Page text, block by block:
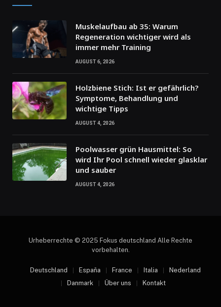
Muskelaufbau ab 35: Warum
Regeneration wichtiger wird als
immer mehr Training
AUGUST 6, 2026
Holzbiene Stich: Ist er gefährlich?
Symptome, Behandlung und
wichtige Tipps
AUGUST 4, 2026
Poolwasser grün Hausmittel: So
wird Ihr Pool schnell wieder glasklar
und sauber
AUGUST 4, 2026
Urheberrechte © 2025 Fokus deutschland Alle Rechte
vorbehalten.
Deutschland España France Italia
Nederland
Danmark
Über uns Kontakt